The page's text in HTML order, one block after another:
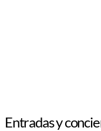
Entradas y